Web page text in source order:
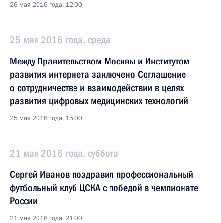
26 мая 2016 года, 12:00
25 мая 2016 года, среда
Между Правительством Москвы и Институтом
развития интернета заключено Соглашение
о сотрудничестве и взаимодействии в целях
развития цифровых медицинских технологий
25 мая 2016 года, 15:00
21 мая 2016 года, суббота
Сергей Иванов поздравил профессиональный
футбольный клуб ЦСКА с победой в чемпионате
России
21 мая 2016 года, 21:00